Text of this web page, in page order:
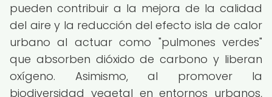
pueden contribuir a la mejora de la calidad
del aire y la reducción del efecto isla de calor
urbano al actuar como "pulmones verdes"
que absorben dióxido de carbono y liberan
oxígeno. Asimismo, al promover la
biodiversidad vegetal en entornos urbanos,